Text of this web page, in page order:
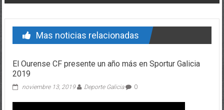
Mas noticias relacionadas
El Ourense CF presente un año más en Sportur Galicia
2019
noviembre 13, 2019 Deporte Galicia 0